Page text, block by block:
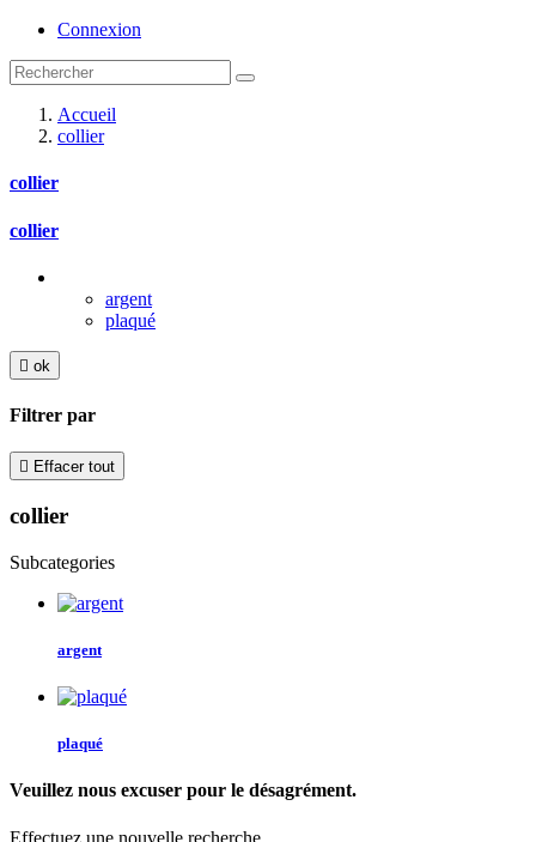
Connexion
Accueil
collier
collier
collier
argent
plaqué
 ok
Filtrer par
 Effacer tout
collier
Subcategories
argent
plaqué
Veuillez nous excuser pour le désagrément.
Effectuez une nouvelle recherche